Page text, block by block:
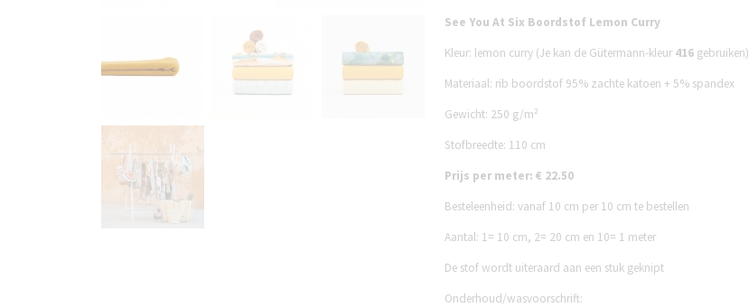
See You At Six Boordstof Lemon Curry
Kleur: lemon curry (Je kan de Gütermann-kleur 416 gebruiken)
Materiaal: rib boordstof 95% zachte katoen + 5% spandex
Gewicht: 250 g/m²
Stofbreedte: 110 cm
Prijs per meter: € 22.50
Besteleenheid: vanaf 10 cm per 10 cm te bestellen
Aantal: 1= 10 cm, 2= 20 cm en 10= 1 meter
De stof wordt uiteraard aan een stuk geknipt
Onderhoud/wasvoorschrift: